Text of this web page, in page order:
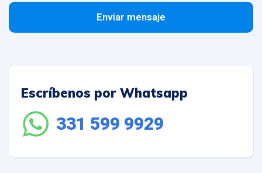
Enviar mensaje
Escríbenos por Whatsapp
331 599 9929